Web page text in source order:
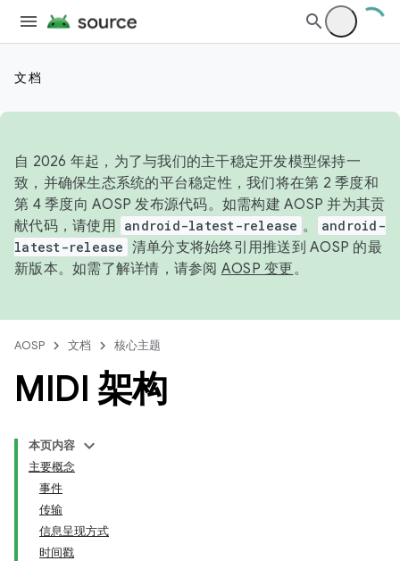
文档
自 2026 年起，为了与我们的主干稳定开发模型保持一
致，并确保生态系统的平台稳定性，我们将在第 2 季度和
第 4 季度向 AOSP 发布源代码。如需构建 AOSP 并为其贡
献代码，请使用 android-latest-release 。
android-
latest-release 清单分支将始终引用推送到 AOSP 的最
新版本。如需了解详情，请参阅 AOSP 变更。
AOSP 文档 核心主题
MIDI 架构
本页内容
主要概念
事件
传输
信息呈现方式
时间戳